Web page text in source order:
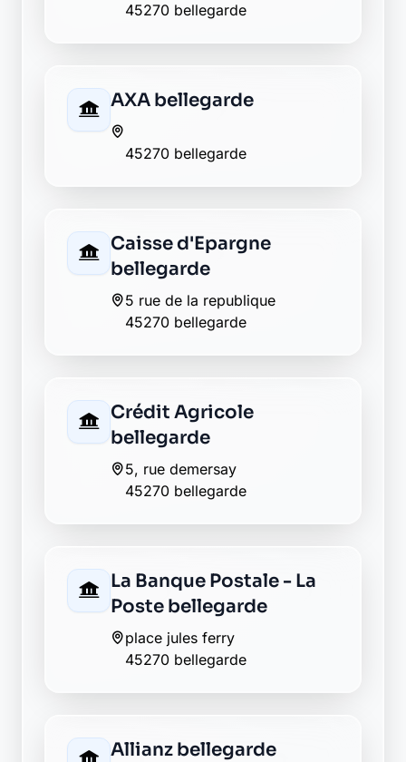
45270 bellegarde
AXA bellegarde
45270 bellegarde
Caisse d'Epargne
bellegarde
5 rue de la republique
45270 bellegarde
Crédit Agricole
bellegarde
5, rue demersay
45270 bellegarde
La Banque Postale - La
Poste bellegarde
place jules ferry
45270 bellegarde
Allianz bellegarde